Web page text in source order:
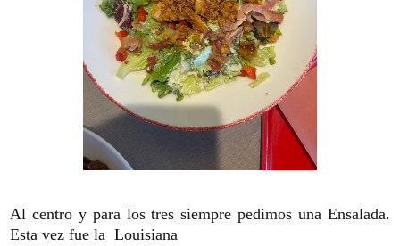
Al centro y para los tres siempre pedimos una Ensalada.
Esta vez fue la Louisiana